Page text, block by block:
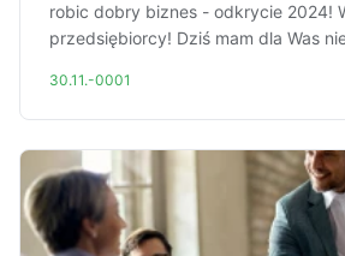
robic dobry biznes - odkrycie 2024!
przedsiębiorcy! Dziś mam dla Was
30.11.-0001